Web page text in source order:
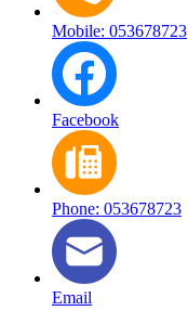
Mobile: 053678723
Facebook
Phone: 053678723
Email